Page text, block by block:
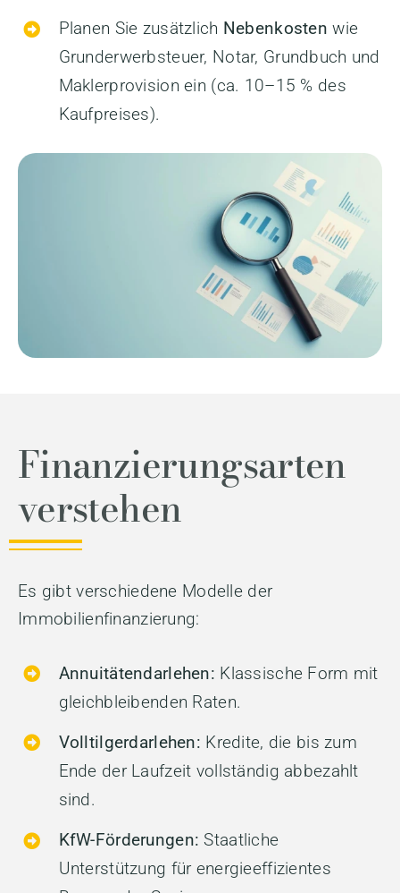
Planen Sie zusätzlich Nebenkosten wie
Grunderwerbsteuer, Notar, Grundbuch und
Maklerprovision ein (ca. 10–15 % des
Kaufpreises).
Finanzierungsarten
verstehen
Es gibt verschiedene Modelle der
Immobilienfinanzierung:
Annuitätendarlehen: Klassische Form mit
gleichbleibenden Raten.
Volltilgerdarlehen: Kredite, die bis zum
Ende der Laufzeit vollständig abbezahlt
sind.
KfW-Förderungen: Staatliche
Unterstützung für energieeffizientes